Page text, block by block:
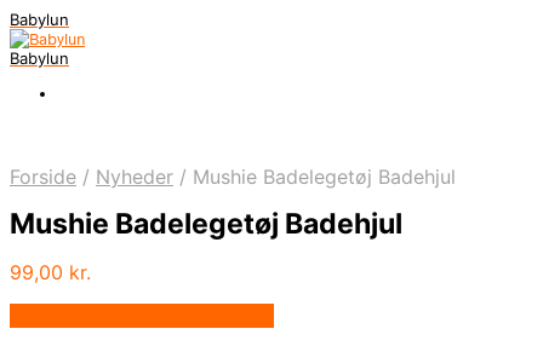
Babylun
Babylun
Forside / Nyheder / Mushie Badelegetøj Badehjul
Mushie Badelegetøj Badehjul
99,00 kr.